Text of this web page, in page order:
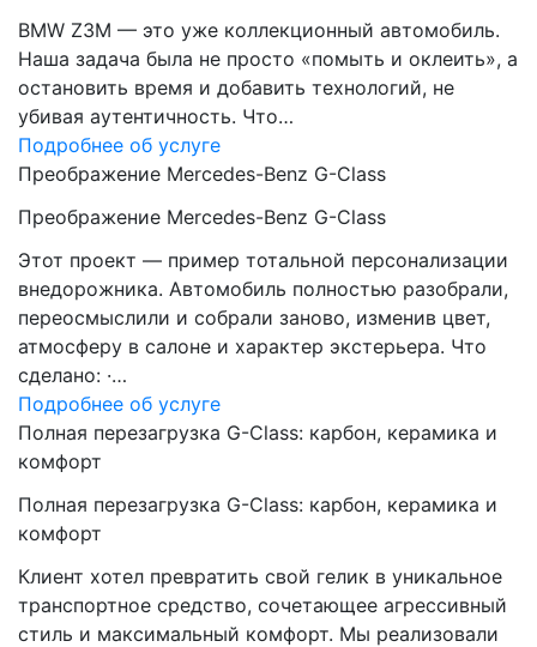
BMW Z3M — это уже коллекционный автомобиль.
Наша задача была не просто «помыть и оклеить», а
остановить время и добавить технологий, не
убивая аутентичность. Что…
Подробнее об услуге
Преображение Mercedes-Benz G-Class
Преображение Mercedes-Benz G-Class
Этот проект — пример тотальной персонализации
внедорожника. Автомобиль полностью разобрали,
переосмыслили и собрали заново, изменив цвет,
атмосферу в салоне и характер экстерьера. Что
сделано: ·…
Подробнее об услуге
Полная перезагрузка G-Class: карбон, керамика и
комфорт
Полная перезагрузка G-Class: карбон, керамика и
комфорт
Клиент хотел превратить свой гелик в уникальное
транспортное средство, сочетающее агрессивный
стиль и максимальный комфорт. Мы реализовали